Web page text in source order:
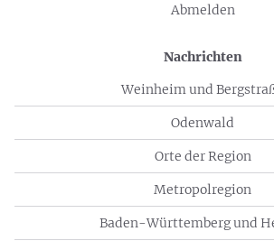
Abmelden
Nachrichten
Weinheim und
Odenwald
Orte der Region
Metropolregion
Baden-Württemberg und